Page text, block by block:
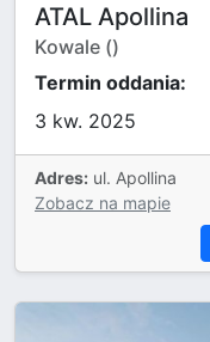
ATAL Apollina
Kowale ()
Termin oddania:
3 kw. 2025
Adres: ul. Apollina
Zobacz na mapie